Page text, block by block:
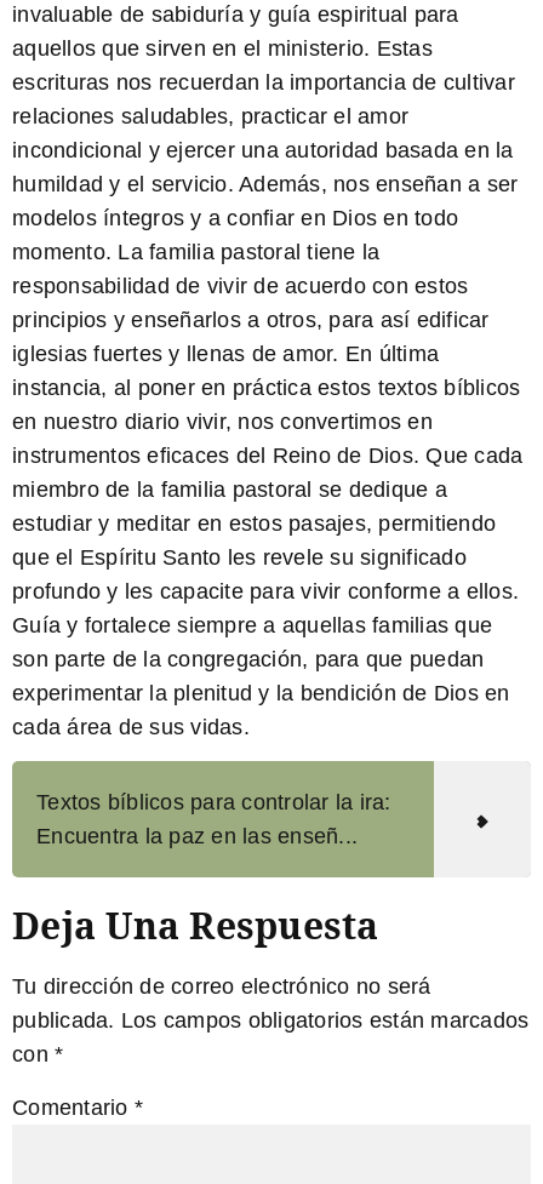
invaluable de sabiduría y guía espiritual para
aquellos que sirven en el ministerio. Estas
escrituras nos recuerdan la importancia de cultivar
relaciones saludables, practicar el amor
incondicional y ejercer una autoridad basada en la
humildad y el servicio. Además, nos enseñan a ser
modelos íntegros y a confiar en Dios en todo
momento. La familia pastoral tiene la
responsabilidad de vivir de acuerdo con estos
principios y enseñarlos a otros, para así edificar
iglesias fuertes y llenas de amor. En última
instancia, al poner en práctica estos textos bíblicos
en nuestro diario vivir, nos convertimos en
instrumentos eficaces del Reino de Dios. Que cada
miembro de la familia pastoral se dedique a
estudiar y meditar en estos pasajes, permitiendo
que el Espíritu Santo les revele su significado
profundo y les capacite para vivir conforme a ellos.
Guía y fortalece siempre a aquellas familias que
son parte de la congregación, para que puedan
experimentar la plenitud y la bendición de Dios en
cada área de sus vidas.
Textos bíblicos para controlar la ira:
Encuentra la paz en las enseñ...
Deja Una Respuesta
Tu dirección de correo electrónico no será
publicada. Los campos obligatorios están marcados
con *
Comentario *